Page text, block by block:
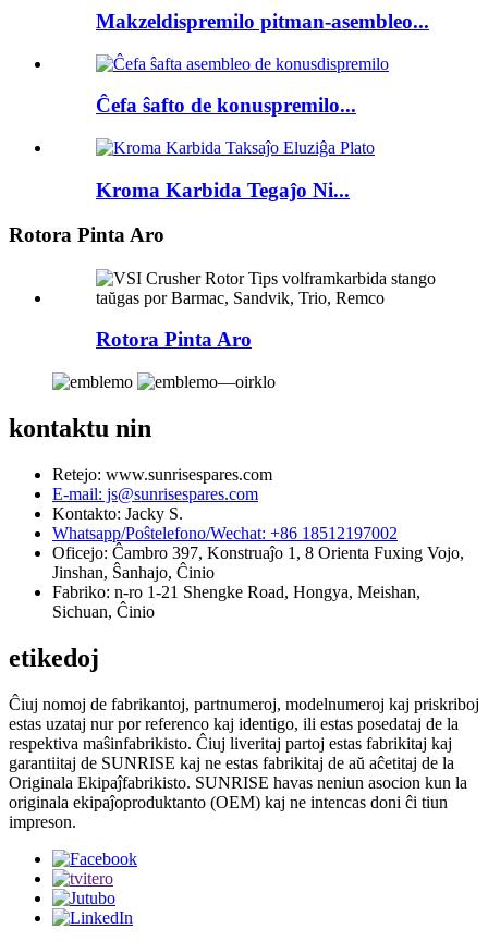
Makzeldispremilo pitman-asembleo...
Ĉefa ŝafto de konuspremilo...
Kroma Karbida Tegaĵo Ni...
Rotora Pinta Aro
Rotora Pinta Aro
kontaktu nin
Retejo: www.sunrisespares.com
E-mail: js@sunrisespares.com
Kontakto: Jacky S.
Whatsapp/Poŝtelefono/Wechat: +86 18512197002
Oficejo: Ĉambro 397, Konstruaĵo 1, 8 Orienta Fuxing Vojo,
Jinshan, Ŝanhajo, Ĉinio
Fabriko: n-ro 1-21 Shengke Road, Hongya, Meishan,
Sichuan, Ĉinio
etikedoj
Ĉiuj nomoj de fabrikantoj, partnumeroj, modelnumeroj kaj priskriboj
estas uzataj nur por referenco kaj identigo, ili estas posedataj de la
respektiva maŝinfabrikisto. Ĉiuj liveritaj partoj estas fabrikitaj kaj
garantiitaj de SUNRISE kaj ne estas fabrikitaj de aŭ aĉetitaj de la
Originala Ekipaĵfabrikisto. SUNRISE havas neniun asocion kun la
originala ekipaĵoproduktanto (OEM) kaj ne intencas doni ĉi tiun
impreson.